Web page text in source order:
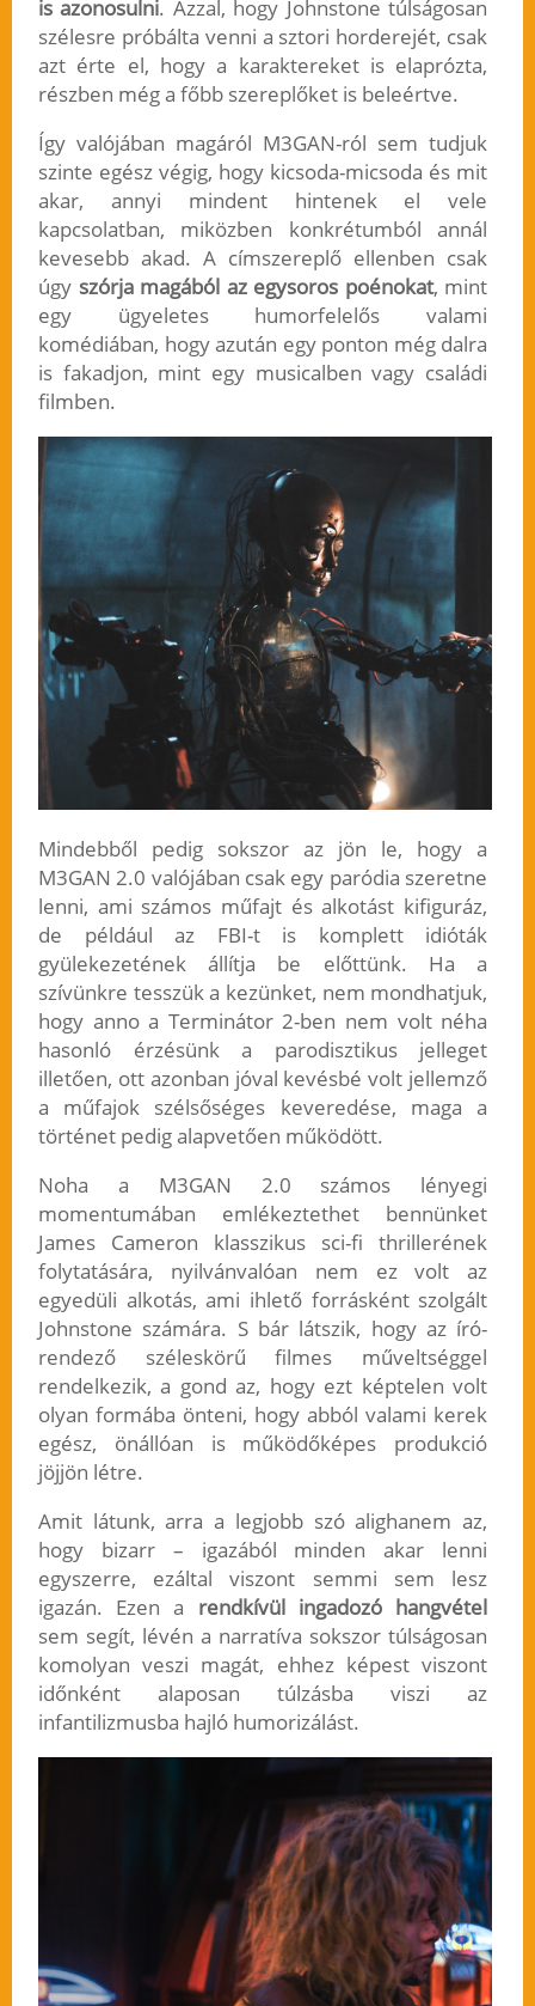
is azonosulni. Azzal, hogy Johnstone túlságosan
szélesre próbálta venni a sztori horderejét, csak
azt érte el, hogy a karaktereket is elaprózta,
részben még a főbb szereplőket is beleértve.
Így valójában magáról M3GAN-ról sem tudjuk
szinte egész végig, hogy kicsoda-micsoda és mit
akar, annyi mindent hintenek el vele
kapcsolatban, miközben konkrétumból annál
kevesebb akad. A címszereplő ellenben csak
úgy szórja magából az egysoros poénokat, mint
egy ügyeletes humorfelelős valami
komédiában, hogy azután egy ponton még dalra
is fakadjon, mint egy musicalben vagy családi
filmben.
Mindebből pedig sokszor az jön le, hogy a
M3GAN 2.0 valójában csak egy paródia szeretne
lenni, ami számos műfajt és alkotást kifiguráz,
de például az FBI-t is komplett idióták
gyülekezetének állítja be előttünk. Ha a
szívünkre tesszük a kezünket, nem mondhatjuk,
hogy anno a Terminátor 2-ben nem volt néha
hasonló érzésünk a parodisztikus jelleget
illetően, ott azonban jóval kevésbé volt jellemző
a műfajok szélsőséges keveredése, maga a
történet pedig alapvetően működött.
Noha a M3GAN 2.0 számos lényegi
momentumában emlékeztethet bennünket
James Cameron klasszikus sci-fi thrillerének
folytatására, nyilvánvalóan nem ez volt az
egyedüli alkotás, ami ihlető forrásként szolgált
Johnstone számára. S bár látszik, hogy az író-
rendező széleskörű filmes műveltséggel
rendelkezik, a gond az, hogy ezt képtelen volt
olyan formába önteni, hogy abból valami kerek
egész, önállóan is működőképes produkció
jöjjön létre.
Amit látunk, arra a legjobb szó alighanem az,
hogy bizarr – igazából minden akar lenni
egyszerre, ezáltal viszont semmi sem lesz
igazán. Ezen a rendkívül ingadozó hangvétel
sem segít, lévén a narratíva sokszor túlságosan
komolyan veszi magát, ehhez képest viszont
időnként alaposan túlzásba viszi az
infantilizmusba hajló humorizálást.